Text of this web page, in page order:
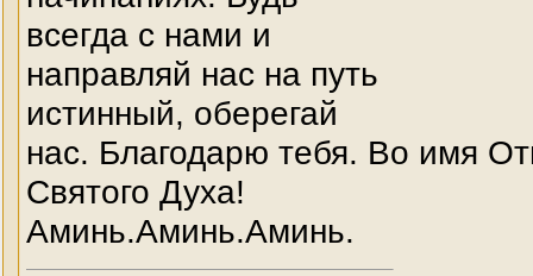
всегда с нами и
направляй нас на путь
истинный, оберегай
нас. Благодарю тебя. Во имя
Святого Духа!
Аминь.Аминь.Аминь.